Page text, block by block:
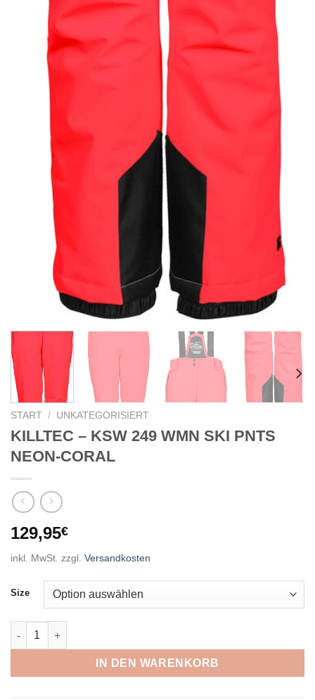
START / UNKATEGORISIERT
KILLTEC – KSW 249 WMN SKI PNTS
NEON-CORAL
129,95€
inkl. MwSt. zzgl. Versandkosten
Size
KILLTEC - KSW 249 WMN SKI PNTS NEON-CORAL Menge
IN DEN WARENKORB